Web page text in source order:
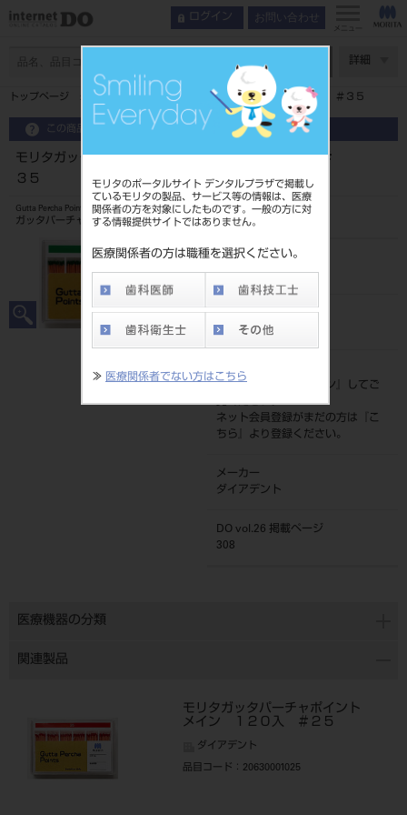
モリタのポータルサイト デンタルプラザで掲載し
ているモリタの製品、サービス等の情報は、医療
関係者の方を対象にしたものです。一般の方に対
する情報提供サイトではありません。
医療関係者の方は職種を選択ください。
≫ 医療関係者でない方はこちら
ログイン お問い合わせ
メニュー
詳細
トップページ モリタガッタパーチャポイント メイン １２０入 ＃３５
この商品に関するお問い合わせ
モリタガッタパーチャポイント メイン １２０入 ＃
３５
Gutta Percha Points
ガッタパーチャポイント
品目コード
20630001035
JAN/EANコード
4560266483239
標準価格
価格の確認は『
ログイン
』してご
覧ください。
ネット会員登録がまだの方は『
こ
ちら
』より登録ください。
メーカー
ダイアデント
DO vol.26 掲載ページ
308
医療機器の分類
関連製品
モリタガッタパーチャポイント
メイン １２０入 ＃２５
ダイアデント
品目コード ：20630001025